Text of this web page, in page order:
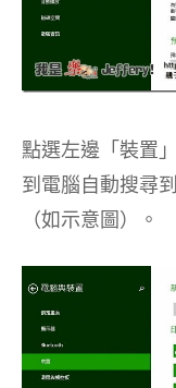
點選左邊「裝置
到電腦自動搜尋
（如示意圖）。